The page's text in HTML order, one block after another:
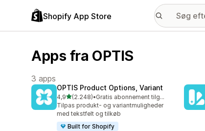
Shopify App Store
Apps fra OPTIS
3 apps
OPTIS Product Options, Variant
4,9ud af 5 stjerner
(2.248)
2248 anmeldelser i alt
•
Gratis abonnement tilgængeligt
Tilpas produkt- og variantmuligheder
med tekstfelt og tilkøb
Built for Shopify